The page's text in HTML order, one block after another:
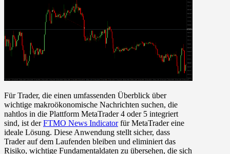
Für Trader, die einen umfassenden Überblick über
wichtige makroökonomische Nachrichten suchen, die
nahtlos in die Plattform MetaTrader 4 oder 5 integriert
sind, ist derFTMO News Indicatorfür MetaTrader eine
ideale Lösung. Diese Anwendung stellt sicher, dass
Trader auf dem Laufenden bleiben und eliminiert das
Risiko, wichtige Fundamentaldaten zu übersehen, die sich